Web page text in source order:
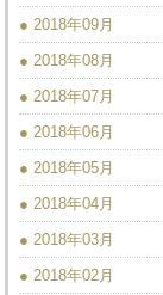
● 2018年09月
● 2018年08月
● 2018年07月
● 2018年06月
● 2018年05月
● 2018年04月
● 2018年03月
● 2018年02月